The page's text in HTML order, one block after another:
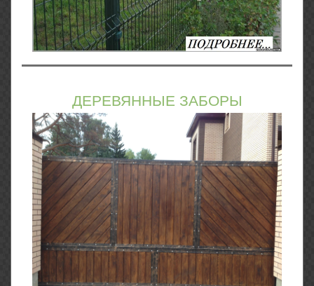
ДЕРЕВЯННЫЕ ЗАБОРЫ